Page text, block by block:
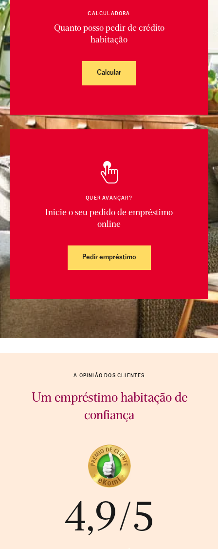
CALCULADORA
Quanto posso pedir de crédito
habitação
Calcular
QUER AVANÇAR?
Inicie o seu pedido de empréstimo
online
Pedir empréstimo
A OPINIÃO DOS CLIENTES
Um empréstimo habitação de
confiança
4,9/5